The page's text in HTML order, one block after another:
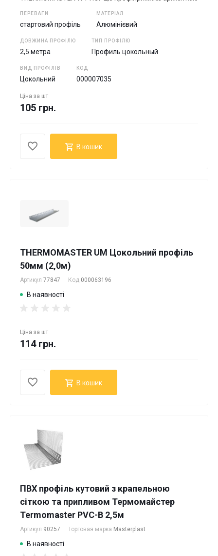
ПЕРЕВАГИ
стартовий профіль
МАТЕРІАЛ
Алюмінієвий
ДОВЖИНА ПРОФІЛЮ
2,5 метра
ТИП ПРОФІЛЮ
Профиль цокольный
ВИД ПРОФІЛІВ
Цокольний
КОД
000007035
Ціна за шт
105 грн.
В кошик
THERMOMASTER UM Цокольний профіль
50мм (2,0м)
Артикул 77847 Код 000063196
В наявності
Ціна за шт
114 грн.
В кошик
ПВХ профіль кутовий з крапельною
сіткою та припливом Термомайстер
Termomaster PVC-B 2,5м
Артикул 90257 Торговая марка Masterplast
В наявності